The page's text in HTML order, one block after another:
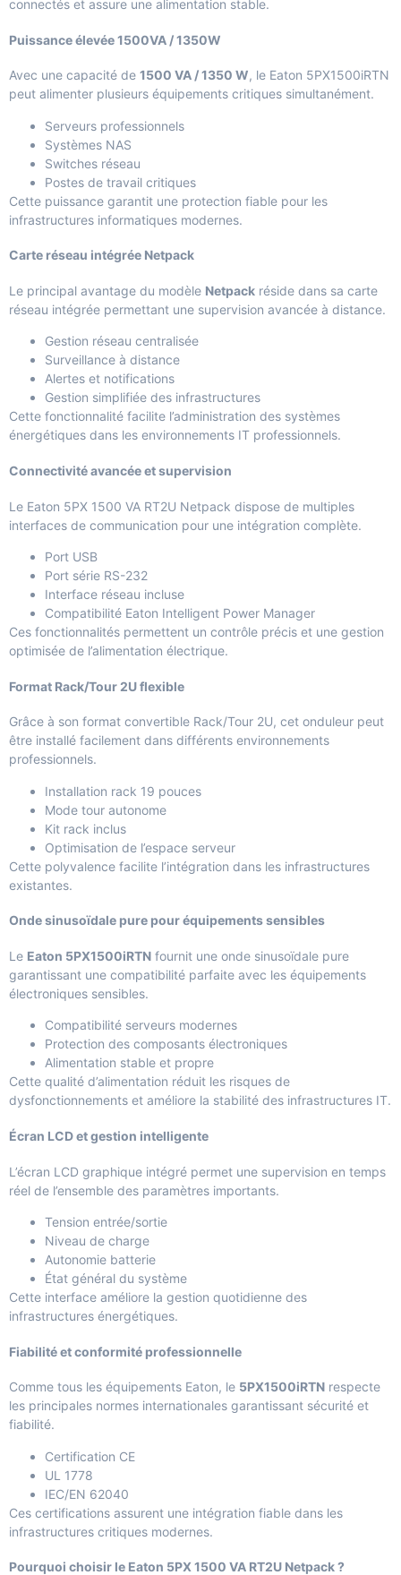
connectés et assure une alimentation stable.
Puissance élevée 1500VA / 1350W
Avec une capacité de 1500 VA / 1350 W, le Eaton 5PX1500iRTN
peut alimenter plusieurs équipements critiques simultanément.
Serveurs professionnels
Systèmes NAS
Switches réseau
Postes de travail critiques
Cette puissance garantit une protection fiable pour les
infrastructures informatiques modernes.
Carte réseau intégrée Netpack
Le principal avantage du modèle Netpack réside dans sa carte
réseau intégrée permettant une supervision avancée à distance.
Gestion réseau centralisée
Surveillance à distance
Alertes et notifications
Gestion simplifiée des infrastructures
Cette fonctionnalité facilite l’administration des systèmes
énergétiques dans les environnements IT professionnels.
Connectivité avancée et supervision
Le Eaton 5PX 1500 VA RT2U Netpack dispose de multiples
interfaces de communication pour une intégration complète.
Port USB
Port série RS-232
Interface réseau incluse
Compatibilité Eaton Intelligent Power Manager
Ces fonctionnalités permettent un contrôle précis et une gestion
optimisée de l’alimentation électrique.
Format Rack/Tour 2U flexible
Grâce à son format convertible Rack/Tour 2U, cet onduleur peut
être installé facilement dans différents environnements
professionnels.
Installation rack 19 pouces
Mode tour autonome
Kit rack inclus
Optimisation de l’espace serveur
Cette polyvalence facilite l’intégration dans les infrastructures
existantes.
Onde sinusoïdale pure pour équipements sensibles
Le Eaton 5PX1500iRTN fournit une onde sinusoïdale pure
garantissant une compatibilité parfaite avec les équipements
électroniques sensibles.
Compatibilité serveurs modernes
Protection des composants électroniques
Alimentation stable et propre
Cette qualité d’alimentation réduit les risques de
dysfonctionnements et améliore la stabilité des infrastructures IT.
Écran LCD et gestion intelligente
L’écran LCD graphique intégré permet une supervision en temps
réel de l’ensemble des paramètres importants.
Tension entrée/sortie
Niveau de charge
Autonomie batterie
État général du système
Cette interface améliore la gestion quotidienne des
infrastructures énergétiques.
Fiabilité et conformité professionnelle
Comme tous les équipements Eaton, le 5PX1500iRTN respecte
les principales normes internationales garantissant sécurité et
fiabilité.
Certification CE
UL 1778
IEC/EN 62040
Ces certifications assurent une intégration fiable dans les
infrastructures critiques modernes.
Pourquoi choisir le Eaton 5PX 1500 VA RT2U Netpack ?